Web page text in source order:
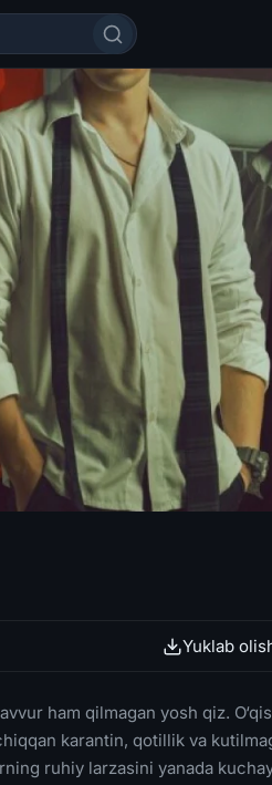
filmi 2025
Yuklab
ham qilmagan yosh qiz.
karantin, qotillik va
ruhiy larzasini yanada